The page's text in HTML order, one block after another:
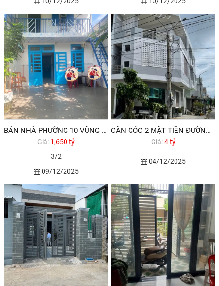
BÁN NHÀ PHƯỜNG 10 VŨNG TÀU GẦN BIỂN GIÁ CHỈ 1,650 TỶ PHỦ HỒNG
Giá: 1,650 tỷ
3/2
09/12/2025
CĂN GÓC 2 MẶT TIỀN ĐƯỜNG NHỰA VỈA HÈ PHƯỚC TỈNH - LONG ĐIỀN BRVT
Giá:4 tỷ
04/12/2025